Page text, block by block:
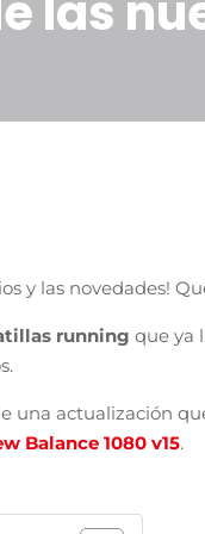
y las novedades!
running que ya
una actualización
Balance 1080 v15.